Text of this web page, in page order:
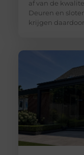
af van de
Deuren en
krijgen daardoor